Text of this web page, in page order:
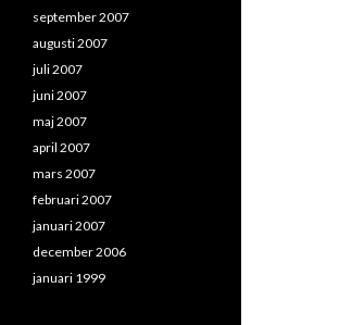
september 2007
augusti 2007
juli 2007
juni 2007
maj 2007
april 2007
mars 2007
februari 2007
januari 2007
december 2006
januari 1999